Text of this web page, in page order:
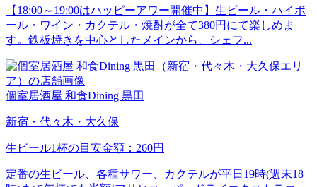
【18:00～19:00はハッピーアワー開催中】生ビール・ハイボ
ール・ワイン・カクテル・焼酎が全て380円にて楽しめま
す。鉄板焼きを中心としたメインから、シェフ...
個室居酒屋 和食Dining 黒田
新宿・代々木・大久保
生ビール1杯の目安金額：260円
定番の生ビール、各種サワー、カクテルが平日19時(週末18